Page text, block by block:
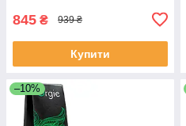
845 ₴ 939 ₴
Купити
–10%